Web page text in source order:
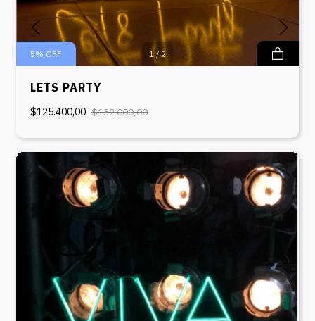
1 / 2
5% OFF
LETS PARTY
$125.400,00 $132.000,00